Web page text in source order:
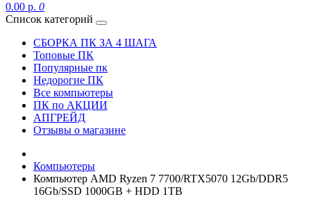
0.00 р. 0
Список категорий
СБОРКА ПК ЗА 4 ШАГА
Топовые ПК
Популярные пк
Недорогие ПК
Все компьютеры
ПК по АКЦИИ
АПГРЕЙД
Отзывы о магазине
Компьютеры
Компьютер AMD Ryzen 7 7700/RTX5070 12Gb/DDR5
16Gb/SSD 1000GB + HDD 1TB